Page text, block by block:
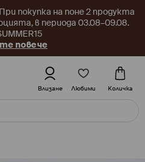
покупка на поне 2 продукта
в периода 03.08–09.08.
повече
Влизане Любими Количка